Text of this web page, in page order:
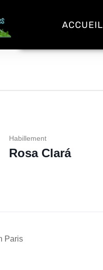
ACCUEIL
Habillement
Rosa Clará
Paris